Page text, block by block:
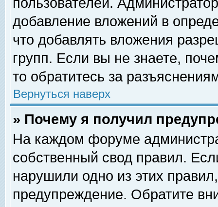
добавление вложений в
что добавлять вложения
групп. Если вы не знаете,
то обратитесь за
Вернуться наверх
» Почему я получил
На каждом форуме
собственный свод правил.
нарушили одно из этих
предупреждение. Обратите